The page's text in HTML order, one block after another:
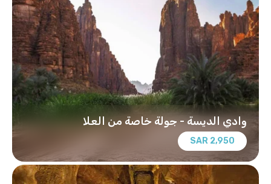
وادي الديسة - جولة خاصة من العلا
2,950 SAR